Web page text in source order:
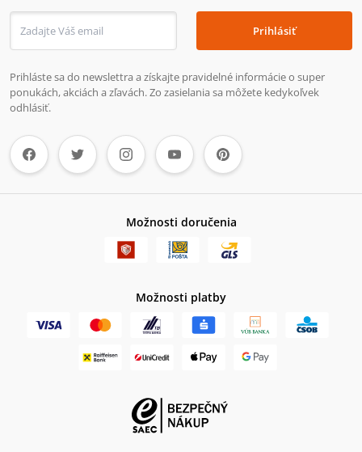
Prihlásiť
Prihláste sa do newslettra a získajte pravidelné informácie o super
ponukách, akciách a zľavách. Zo zasielania sa môžete kedykoľvek
odhlásiť.
Možnosti doručenia
Možnosti platby